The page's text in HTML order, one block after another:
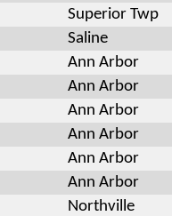
Superior Twp
Saline
Ann Arbor
Ann Arbor
Ann Arbor
Ann Arbor
Ann Arbor
Ann Arbor
Northville